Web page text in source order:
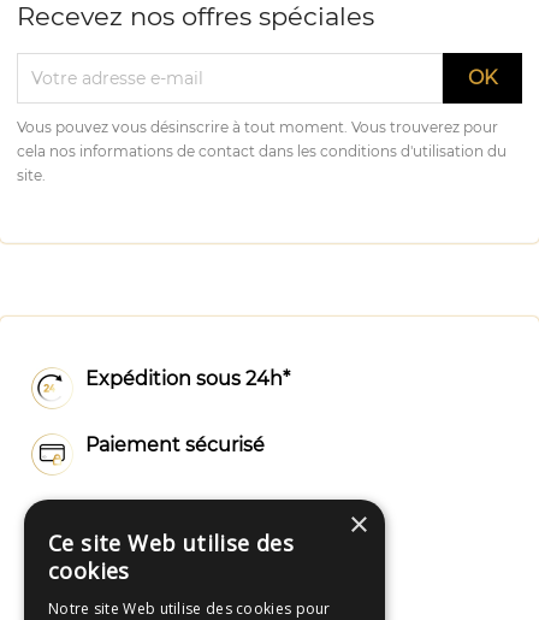
Recevez nos offres spéciales
Vous pouvez vous désinscrire à tout moment. Vous trouverez pour
cela nos informations de contact dans les conditions d'utilisation du
site.
Expédition sous 24h*
Paiement sécurisé
Fabrication Française
×
Ce site Web utilise des
cookies
Notre site Web utilise des cookies pour